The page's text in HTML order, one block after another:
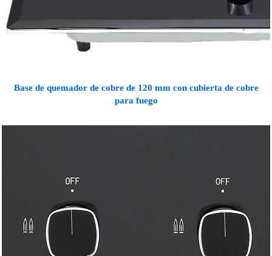
Base de quemador de cobre de 120 mm con cubierta de cobre
para fuego